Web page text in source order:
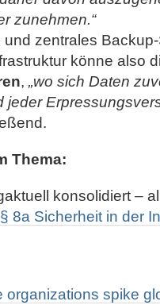
zunehmen.“
zentrales
könne also
, „wo sich Daten
jeder
Thema:
konsolidiert –
8a Sicherheit in der
organizations spike